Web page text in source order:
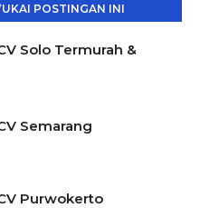
POSTINGAN INI
Solo Termurah &
Semarang
Purwokerto